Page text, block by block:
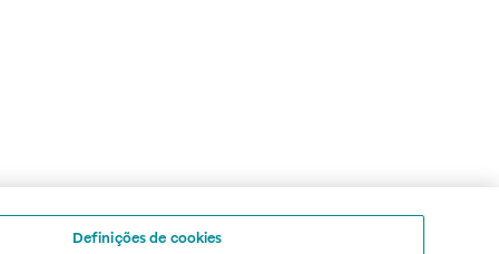
Definições de cookies